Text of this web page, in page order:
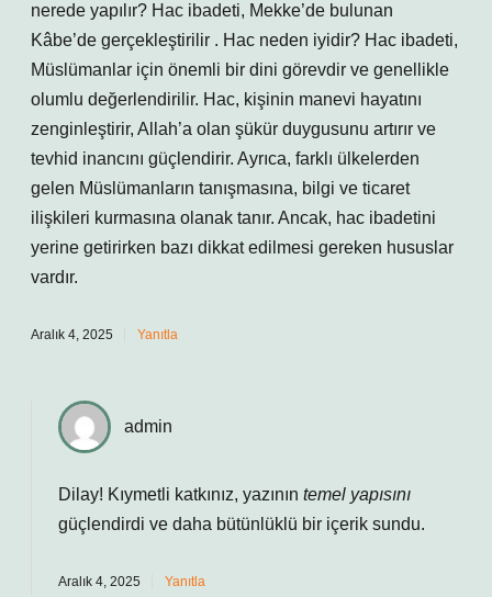
nerede yapılır? Hac ibadeti, Mekke’de bulunan
Kâbe’de gerçekleştirilir . Hac neden iyidir? Hac ibadeti,
Müslümanlar için önemli bir dini görevdir ve genellikle
olumlu değerlendirilir. Hac, kişinin manevi hayatını
zenginleştirir, Allah’a olan şükür duygusunu artırır ve
tevhid inancını güçlendirir. Ayrıca, farklı ülkelerden
gelen Müslümanların tanışmasına, bilgi ve ticaret
ilişkileri kurmasına olanak tanır. Ancak, hac ibadetini
yerine getirirken bazı dikkat edilmesi gereken hususlar
vardır.
Aralık 4, 2025 Yanıtla
admin
Dilay! Kıymetli katkınız, yazının temel yapısını
güçlendirdi ve daha bütünlüklü bir içerik sundu.
Aralık 4, 2025 Yanıtla